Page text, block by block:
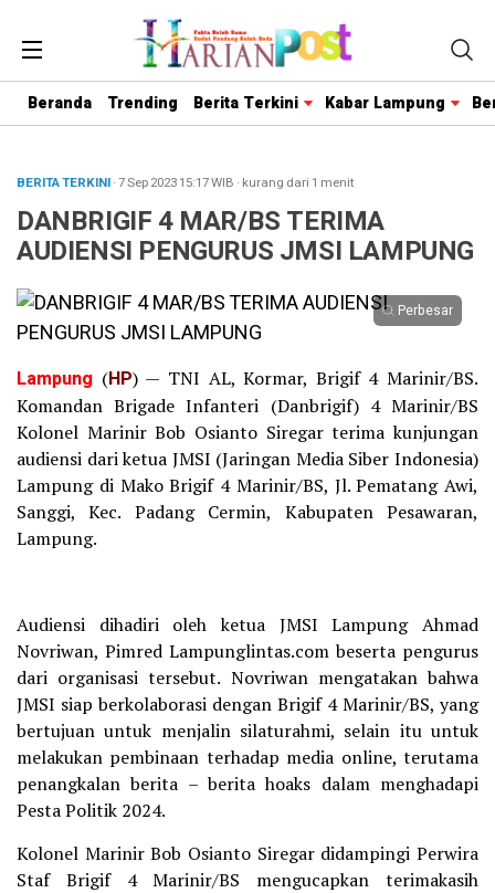
Beranda Trending Berita Terkini Kabar Lampung
BERITA TERKINI· 7 Sep 202315:17WIB · kurang dari 1 menit
DANBRIGIF 4 MAR/BS TERIMA
AUDIENSI PENGURUS JMSI LAMPUNG
Perbesar
Lampung (HP) — TNI AL, Kormar, Brigif 4 Marinir/BS.
Komandan Brigade Infanteri (Danbrigif) 4 Marinir/BS
Kolonel Marinir Bob Osianto Siregar terima kunjungan
audiensi dari ketua JMSI (Jaringan Media Siber Indonesia)
Lampung di Mako Brigif 4 Marinir/BS, Jl. Pematang Awi,
Sanggi, Kec. Padang Cermin, Kabupaten Pesawaran,
Lampung.
Audiensi dihadiri oleh ketua JMSI Lampung Ahmad
Novriwan, Pimred Lampunglintas.com beserta pengurus
dari organisasi tersebut. Novriwan mengatakan bahwa
JMSI siap berkolaborasi dengan Brigif 4 Marinir/BS, yang
bertujuan untuk menjalin silaturahmi, selain itu untuk
melakukan pembinaan terhadap media online, terutama
penangkalan berita – berita hoaks dalam menghadapi
Pesta Politik 2024.
Kolonel Marinir Bob Osianto Siregar didampingi Perwira
Staf Brigif 4 Marinir/BS mengucapkan terimakasih